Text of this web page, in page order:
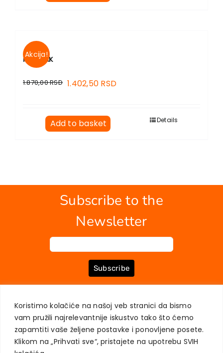
Koristimo kolačiće na našoj veb stranici da bismo
vam pružili najrelevantnije iskustvo tako što ćemo
zapamtiti vaše željene postavke i ponovljene posete.
Klikom na „Prihvati sve“, pristajete na upotrebu SVIH
Akcija!
MANIJAK
1.870,00RSD 1.402,50 RSD
Add to basket Details
Subscribe to the
Newsletter
Subscribe
USER PRIVACY PROTECTION